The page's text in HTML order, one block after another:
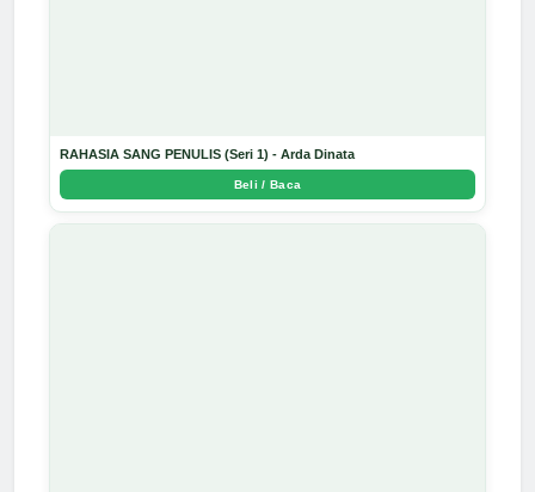
RAHASIA SANG PENULIS (Seri 1) - Arda Dinata
Beli / Baca